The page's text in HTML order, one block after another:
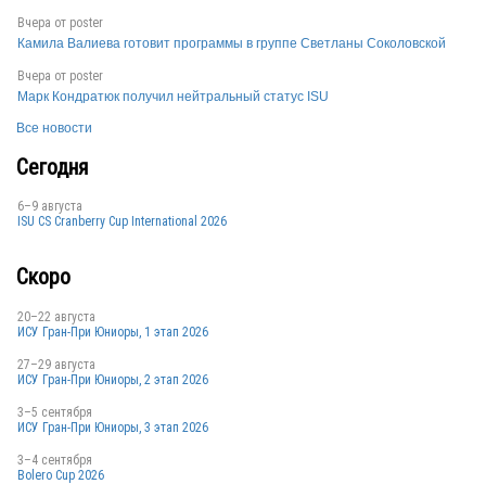
SWE
Вчера от poster
Камила Валиева готовит программы в группе Светланы Соколовской
Вчера от poster
Марк Кондратюк получил нейтральный статус ISU
Все новости
Сегодня
6–9 августа
ISU CS Cranberry Cup International 2026
Скоро
20–22 августа
ИСУ Гран-При Юниоры, 1 этап 2026
27–29 августа
ИСУ Гран-При Юниоры, 2 этап 2026
3–5 сентября
ИСУ Гран-При Юниоры, 3 этап 2026
3–4 сентября
Bolero Cup 2026